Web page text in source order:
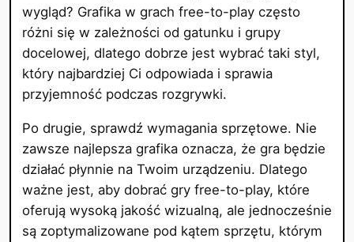
wygląd? Grafika w grach free-to-play często
różni się w zależności od gatunku i grupy
docelowej, dlatego dobrze jest wybrać taki styl,
który najbardziej Ci odpowiada i sprawia
przyjemność podczas rozgrywki.
Po drugie, sprawdź wymagania sprzętowe. Nie
zawsze najlepsza grafika oznacza, że gra będzie
działać płynnie na Twoim urządzeniu. Dlatego
ważne jest, aby dobrać gry free-to-play, które
oferują wysoką jakość wizualną, ale jednocześnie
są zoptymalizowane pod kątem sprzętu, którym